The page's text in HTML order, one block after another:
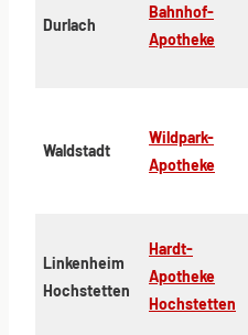
Durlach
Bahnhof-
Apotheke
Waldstadt
Wildpark-
Apotheke
Linkenheim
Hochstetten
Hardt-
Apotheke
Hochstetten